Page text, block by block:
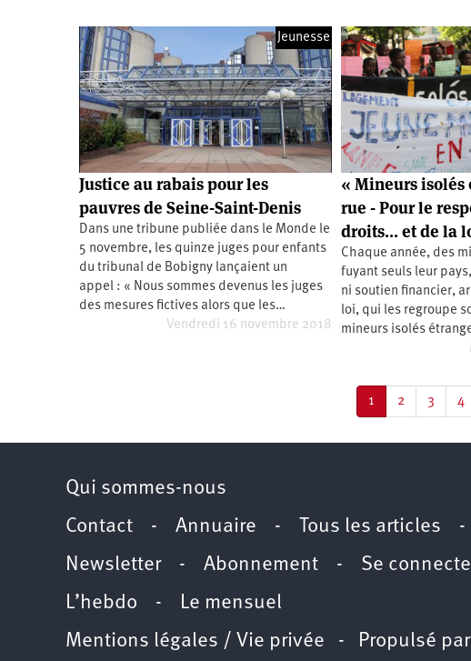
Orient
Océanie
Jeunesse
Justice au rabais pour les
pauvres de Seine-Saint-Denis
Dans une tribune publiée dans le Monde le
5 novembre, les quinze juges pour enfants
du tribunal de Bobigny lançaient un
appel : « Nous sommes devenus les juges
des mesures fictives alors que les…
Vendredi 16 novembre 2018
« Mineurs isolés
rue - Pour le
droits... et de la
Chaque année, des
fuyant seuls leur
ni soutien financier,
loi, qui les regroupe
mineurs isolés
Page
courante
1 Page
2 Page
3 4
Qui sommes-nous
Contact - Annuaire - Tous les articles
Newsletter- Abonnement - Se
L’hebdo - Le mensuel
Mentions légales / Vie privée - Propulsé par